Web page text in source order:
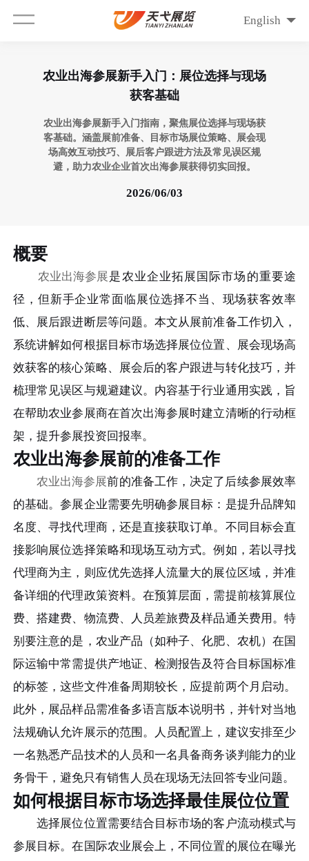
English
农业出海参展新手入门：展位选择与现场
获客基础
农业出海参展新手入门指南，聚焦展位选择与现场获
客基础。涵盖展前准备、目标市场展位策略、展会现
场高效互动技巧、展后客户跟进方法及常见误区规
避，助力农业企业首次出海参展获得切实回报。
2026/06/03
概要
农业出海参展是农业企业拓展国际市场的重要途
径，但新手企业常面临展位选择不当、现场获客效率
低、展后跟进断层等问题。本文从展前准备工作切入，
系统讲解如何根据目标市场选择展位位置、展会现场高
效获客的核心策略、展会后的客户跟进与转化技巧，并
梳理常见误区与规避建议。内容基于行业通用实践，旨
在帮助农业参展商在首次出海参展时建立清晰的行动框
架，提升参展投资回报率。
农业出海参展前的准备工作
农业出海参展前的准备工作，决定了后续参展效率
的基础。参展企业需要先明确参展目标：是提升品牌知
名度、寻找代理商，还是直接获取订单。不同目标会直
接影响展位选择策略和现场互动方式。例如，若以寻找
代理商为主，则应优先选择人流量大的展位区域，并准
备详细的代理政策资料。在预算层面，需提前核算展位
费、搭建费、物流费、人员差旅费及样品通关费用。特
别要注意的是，农业产品（如种子、化肥、农机）在国
际运输中常需提供产地证、检测报告及符合目标国标准
的标签，这些文件准备周期较长，应提前两个月启动。
此外，展品样品需准备多语言版本说明书，并针对当地
法规确认允许展示的范围。人员配置上，建议安排至少
一名熟悉产品技术的人员和一名具备商务谈判能力的业
务骨干，避免只有销售人员在现场无法回答专业问题。
如何根据目标市场选择最佳展位位置
选择展位位置需要结合目标市场的客户流动模式与
参展目标。在国际农业展会上，不同位置的展位在曝光